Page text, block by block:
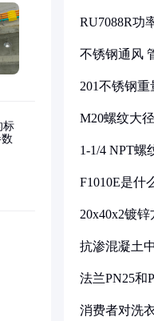
RU7088R功
不锈钢通风
201不锈钢
M20螺纹大
1-1/4 NPT螺
F1010E是什
20x40x2镀
抗渗混凝土
法兰PN25和
消费者对洗